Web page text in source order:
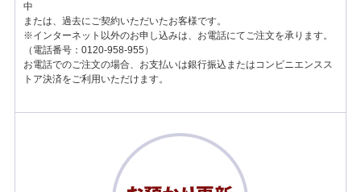
中
または、過去にご契約いただいたお客様です。
※インターネット以外のお申し込みは、お電話にてご注文を承ります。
（電話番号：0120-958-955）
お電話でのご注文の場合、お支払いは銀行振込またはコンビニエンスス
トア決済をご利用いただけます。